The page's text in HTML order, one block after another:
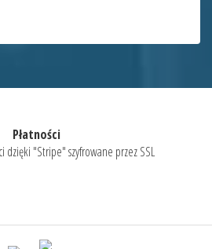
Płatności
dzięki "Stripe" szyfrowane przez SSL